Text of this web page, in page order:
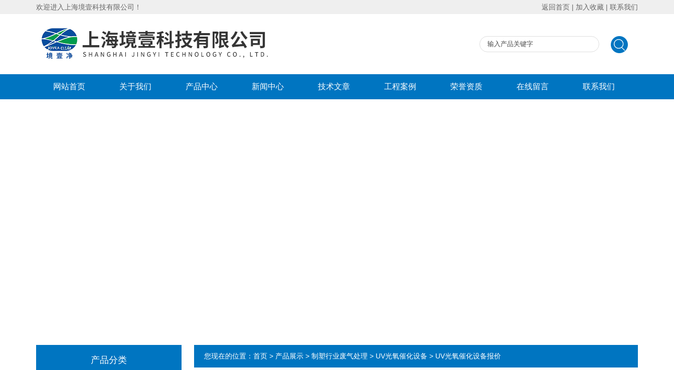
欢迎进入上海境壹科技有限公司！ 返回首页 | 加入收藏 | 联系我们
网站首页 关于我们 产品中心 新闻中心 技术文章 工程案例 荣誉资质 在线留言 联系我们
产品分类 您现在的位置： 首页 > 产品展示 > 制塑行业废气处理 > UV光氧催化设备 > UV光氧催化设备报价